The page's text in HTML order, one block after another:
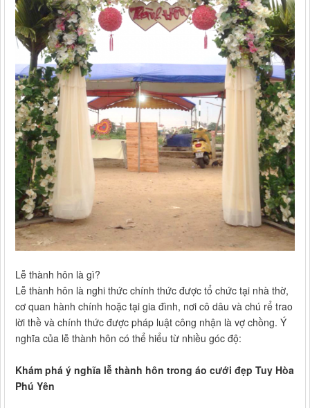
Lễ thành hôn là gì?
Lễ thành hôn là nghi thức chính thức được tổ chức tại nhà thờ,
cơ quan hành chính hoặc tại gia đình, nơi cô dâu và chú rể trao
lời thề và chính thức được pháp luật công nhận là vợ chồng. Ý
nghĩa của lễ thành hôn có thể hiểu từ nhiều góc độ:
Khám phá ý nghĩa lễ thành hôn trong áo cưới đẹp Tuy Hòa
Phú Yên